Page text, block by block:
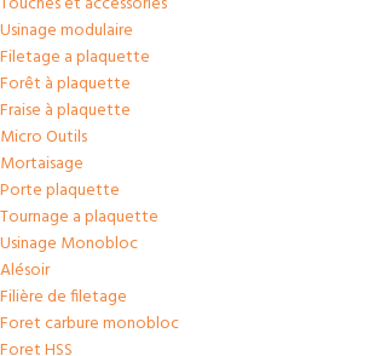
Usinage modulaire
Filetage a plaquette
Forêt à plaquette
Fraise à plaquette
Micro Outils
Mortaisage
Porte plaquette
Tournage a plaquette
Usinage Monobloc
Alésoir
Filière de filetage
Foret carbure monobloc